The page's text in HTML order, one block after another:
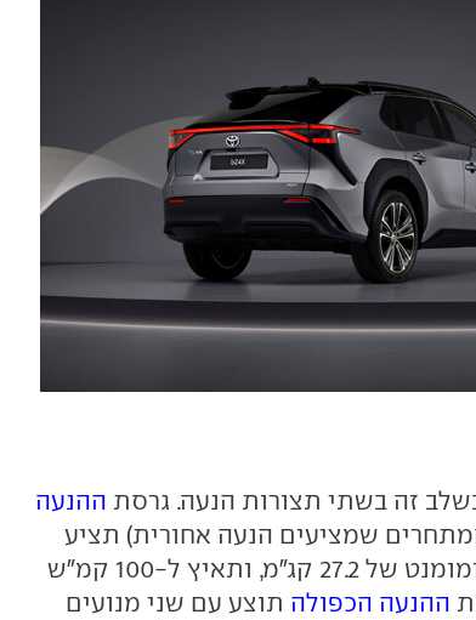
ההנעה
שמציעים הנעה אחורית) תציע
הספק של 204 כ"ס ומומנט של 27.2 קג"מ, ותאיץ ל-100 קמ"ש
ההנעה הכפולה תוצע עם שני מנועים